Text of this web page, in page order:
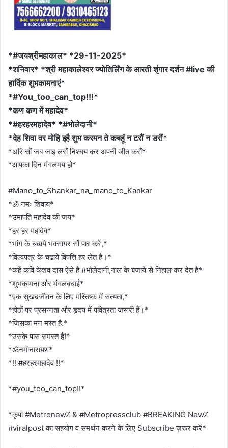
*#जयश्रीमहाकाल* *29-11-2025*
*शनिवार* *श्री महाकालेश्वर ज्योतिर्लिंग के आरती शृंगार दर्शन #live की
हार्दिक शुभकामनाएं*
*#You_too_can_top!!!*
*कण कण में महादेव*
*#हरहरमहादेव* *#भोलेदानी*
*देह शिवा वर मोहि इहै शुभ करमन ते कबहूं न टरौं न डरौं*
*अरि सों जब जाइ लरौं निश्चय कर अपनी जीत करौं*
*आपका दिन मंगलमय हो*
#Mano_to_Shankar_na_mano_to_Kankar
*ॐ नमः शिवाय*
*उमापति महादेव की जय*
*हर हर महादेव*
*भांग के चढाये भवसागर सों पार करे,*
*विल्वपत्र के चढाये विपत्ति हर लेत है।*
*कहें कवि केशव दास ऐसे है #भोलेदानी,गाल के बजाये से निहाल कर देत है*
*शुभकामना और मंगलबधाई*
*एक सुखदजीवन के लिए मस्तिष्क में सत्यता,*
*होठों पर प्रसन्नता और हृदय में पवित्रता जरूरी हैं।*
*जिसका मन मस्त है.*
*उसके पास समस्त है!*
*ॐनमोनारायण*
*!! #हरहरमहादेव !!*
*#you_too_can_top!!*
*कृपा #MetronewZ & #Metropressclub #BREAKING NewZ
#viralpost का सहयोग व समर्थन करने के लिए Subscribe ज़रूर करें*